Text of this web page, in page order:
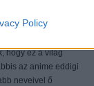
Policy
hogy ez a világ
az anime eddigi
neveivel ő